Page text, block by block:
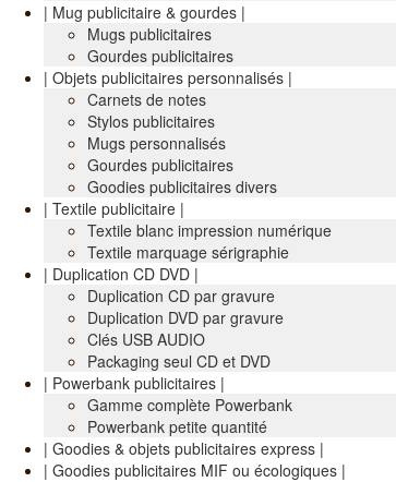
| Mug publicitaire & gourdes |
Mugs publicitaires
Gourdes publicitaires
| Objets publicitaires personnalisés |
Carnets de notes
Stylos publicitaires
Mugs personnalisés
Gourdes publicitaires
Goodies publicitaires divers
| Textile publicitaire |
Textile blanc impression numérique
Textile marquage sérigraphie
| Duplication CD DVD |
Duplication CD par gravure
Duplication DVD par gravure
Clés USB AUDIO
Packaging seul CD et DVD
| Powerbank publicitaires |
Gamme complète Powerbank
Powerbank petite quantité
| Goodies & objets publicitaires express |
| Goodies publicitaires MIF ou écologiques |